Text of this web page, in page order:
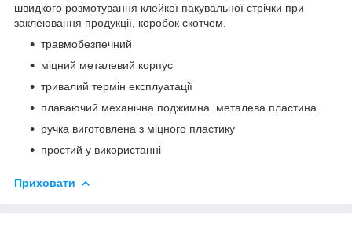
швидкого розмотування клейкої пакувальної стрічки при
заклеювання продукції, коробок скотчем.
травмобезпечний
міцний металевий корпус
тривалий термін експлуатації
плаваючий механічна поджимна металева пластина
ручка виготовлена ​​з міцного пластику
простий у використанні
Приховати